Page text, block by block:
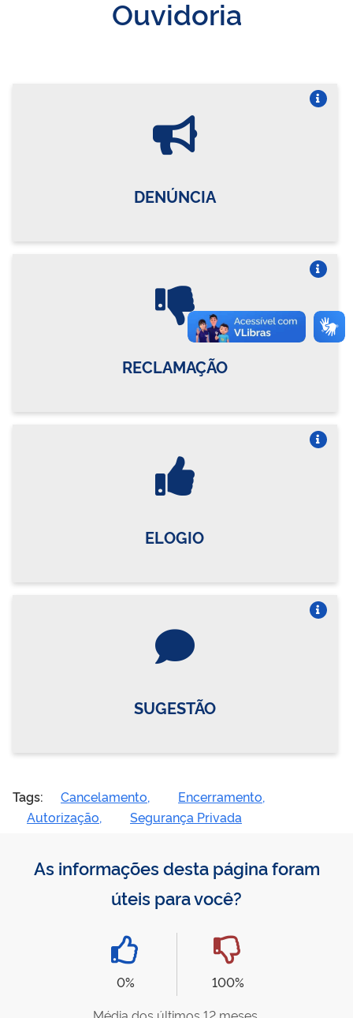
Ouvidoria
DENÚNCIA
RECLAMAÇÃO
ELOGIO
SUGESTÃO
Tags: Cancelamento,
Encerramento,
Autorização,
Segurança Privada
As informações desta página foram
úteis para você?
0%
100%